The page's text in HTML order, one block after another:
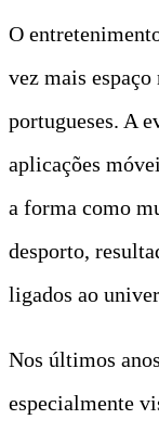
O
vez mais
portugueses. A
aplicações
a forma como
desporto,
ligados ao
Nos últimos
especialmente